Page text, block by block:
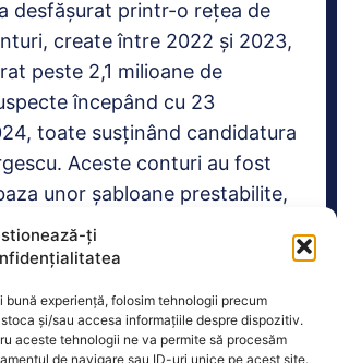
ți
bună experiență, folosim tehnologii precum
și/sau accesa informațiile despre dispozitiv.
aceste tehnologii ne va permite să procesăm
de navigare sau ID-uri unice pe acest site.
desfășurat printr-o rețea de
create între 2022 și 2023,
peste 2,1 milioane de
începând cu 23
toate susținând candidatura
Aceste conturi au fost
unor șabloane prestabilite,
„ushakov.” sau
urmate de cinci caractere
IP asociate acestor conturi
sugerând o gestionare